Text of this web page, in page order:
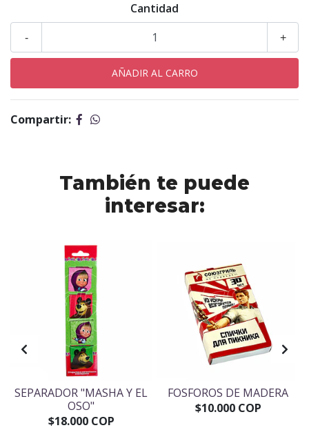
Cantidad
+
-
Compartir:
También te puede
interesar:
SEPARADOR "MASHA Y EL
OSO"
$18.000 COP
FOSFOROS DE MADERA
$10.000 COP